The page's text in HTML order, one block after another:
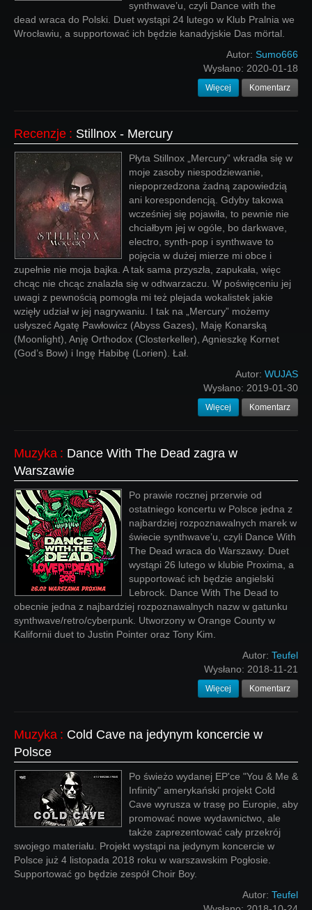
synthwave’u, czyli Dance with the
dead wraca do Polski. Duet wystąpi 24 lutego w Klub Pralnia we
Wrocławiu, a supportować ich będzie kanadyjskie Das mörtal.
Autor: Sumo666
Wysłano: 2020-01-18
Więcej Komentarz
Recenzje : Stillnox - Mercury
Płyta Stillnox „Mercury” wkradła się w
moje zasoby niespodziewanie,
niepoprzedzona żadną zapowiedzią
ani korespondencją. Gdyby takowa
wcześniej się pojawiła, to pewnie nie
chciałbym jej w ogóle, bo darkwave,
electro, synth-pop i synthwave to
pojęcia w dużej mierze mi obce i
zupełnie nie moja bajka. A tak sama przyszła, zapukała, więc
chcąc nie chcąc znalazła się w odtwarzaczu. W poświęceniu jej
uwagi z pewnością pomogła mi też plejada wokalistek jakie
wzięły udział w jej nagrywaniu. I tak na „Mercury” możemy
usłyszeć Agatę Pawłowicz (Abyss Gazes), Maję Konarską
(Moonlight), Anję Orthodox (Closterkeller), Agnieszkę Kornet
(God’s Bow) i Ingę Habibę (Lorien). Łał.
Autor: WUJAS
Wysłano: 2019-01-30
Więcej Komentarz
Muzyka : Dance With The Dead zagra w
Warszawie
Po prawie rocznej przerwie od
ostatniego koncertu w Polsce jedna z
najbardziej rozpoznawalnych marek w
świecie synthwave’u, czyli Dance With
The Dead wraca do Warszawy. Duet
wystąpi 26 lutego w klubie Proxima, a
supportować ich będzie angielski
Lebrock. Dance With The Dead to
obecnie jedna z najbardziej rozpoznawalnych nazw w gatunku
synthwave/retro/cyberpunk. Utworzony w Orange County w
Kalifornii duet to Justin Pointer oraz Tony Kim.
Autor: Teufel
Wysłano: 2018-11-21
Więcej Komentarz
Muzyka : Cold Cave na jedynym koncercie w
Polsce
Po świeżo wydanej EP'ce "You & Me &
Infinity" amerykański projekt Cold
Cave wyrusza w trasę po Europie, aby
promować nowe wydawnictwo, ale
także zaprezentować cały przekrój
swojego materiału. Projekt wystąpi na jedynym koncercie w
Polsce już 4 listopada 2018 roku w warszawskim Pogłosie.
Supportować go będzie zespół Choir Boy.
Autor: Teufel